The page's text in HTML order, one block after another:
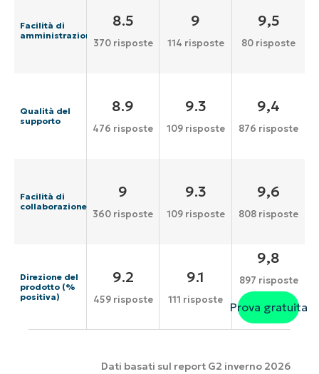
Facilità di
amministrazione
8.5
370 risposte
9
114 risposte
9,5
80 risposte
Qualità del
supporto
8.9
476 risposte
9.3
109 risposte
9,4
876 risposte
Facilità di
collaborazione
9
360 risposte
9.3
109 risposte
9,6
808 risposte
Direzione del
prodotto (%
positiva)
9.2
459 risposte
9.1
111 risposte
9,8
897 risposte
Prova gratuita
Dati basati sul report G2 inverno 2026